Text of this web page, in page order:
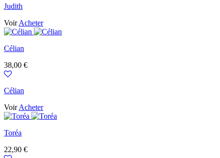
Judith
VoirAcheter
Célian
Prix
38,00 €
Célian
VoirAcheter
Toréa
Prix
22,90 €